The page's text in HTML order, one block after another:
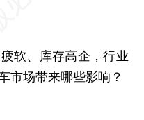
、库存高企，行业
市场带来哪些影响？